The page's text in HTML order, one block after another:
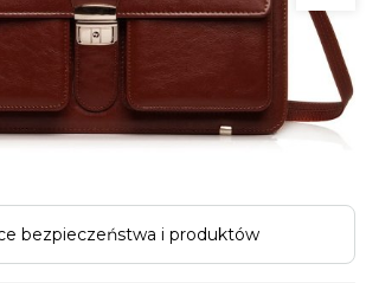
bezpieczeństwa i produktów